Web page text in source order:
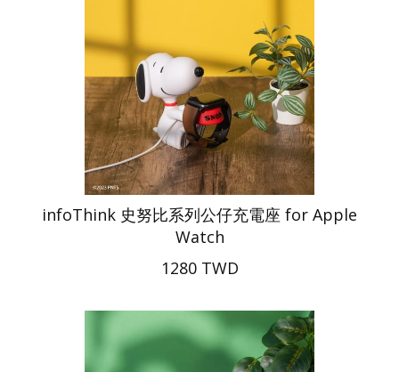
infoThink 史努比系列公仔充電座 for Apple
Watch
1280 TWD